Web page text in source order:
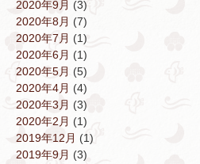
2020年9月 (3)
2020年8月 (7)
2020年7月 (1)
2020年6月 (1)
2020年5月 (5)
2020年4月 (4)
2020年3月 (3)
2020年2月 (1)
2019年12月 (1)
2019年9月 (3)